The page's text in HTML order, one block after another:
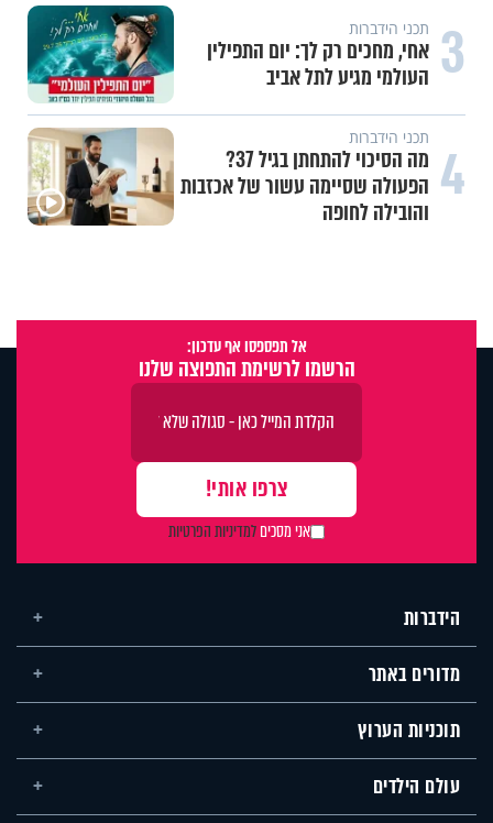
3 תכני הידברות
אחי, מחכים רק לך: יום התפילין
העולמי מגיע לתל אביב
4 תכני הידברות
מה הסיכוי להתחתן בגיל 37?
הפעולה שסיימה עשור של אכזבות
והובילה לחופה
אל תפספסו אף עדכון:
הרשמו לרשימת התפוצה שלנו
אני מסכיםלמדיניות הפרטיות
הידברות
מדורים באתר
תוכניות הערוץ
עולם הילדים